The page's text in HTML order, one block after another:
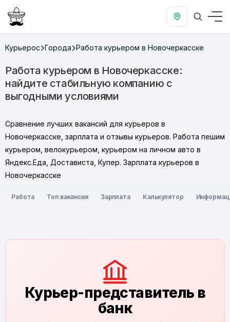
Курьерос Города Работа курьером в Новочеркасске
Работа курьером в Новочеркасске:
найдите стабильную компанию с
выгодными условиями
Сравнение лучших вакансий для курьеров в
Новочеркасске, зарплата и отзывы курьеров. Работа пешим
курьером, велокурьером, курьером на личном авто в
Яндекс.Еда, Достависта, Купер. Зарплата курьеров в
Новочеркасске
Работа Топ вакансия Зарплата Калькулятор
Курьер-представитель в
банк